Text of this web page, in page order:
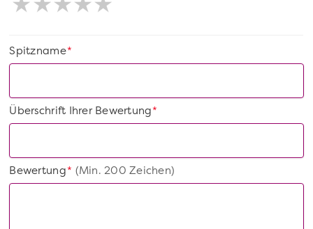
*
Spitzname
*
Überschrift Ihrer Bewertung
*
Bewertung(Min. 200 Zeichen)